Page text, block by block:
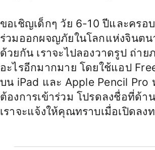
ขอเชิญเด็กๆ วัย 6-10 ปีและครอ
ร่วมออกผจญภัยในโลกแห่งจินตน
ด้วยกัน เราจะไปลองวาดรูป ถ่าย
อะไรอีกมากมาย โดยใช้แอป
บน iPad และ Apple Pencil Pro
ต้องการเข้าร่วม โปรดลงชื่อที่ด้า
เราจะแจ้งให้คุณทราบเมื่อเปิดลง